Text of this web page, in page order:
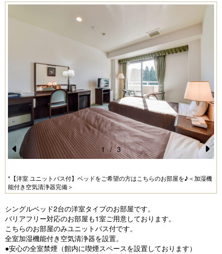
Pr
e
vi
o
u
s
*【洋室 ユニットバス付】ベッドをご希望の方はこちらのお部屋を♪＜加湿機
能付き空気清浄器完備＞
N
e
xt
1 / 3
シングルベッド2台の洋室タイプのお部屋です。
バリアフリー対応のお部屋も1室ご用意しております。
こちらのお部屋のみユニットバス付です。
全室加湿機能付き空気清浄器を設置。
●安心の全室禁煙（館内に喫煙スペースを設置しております）